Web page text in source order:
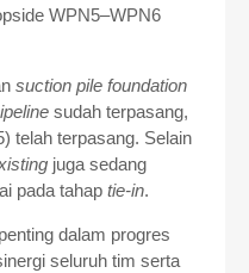
WPN5–WPN6
suction pile foundation
sudah terpasang,
telah terpasang. Selain
juga sedang
pada tahap tie-in.
dalam progres
seluruh tim serta